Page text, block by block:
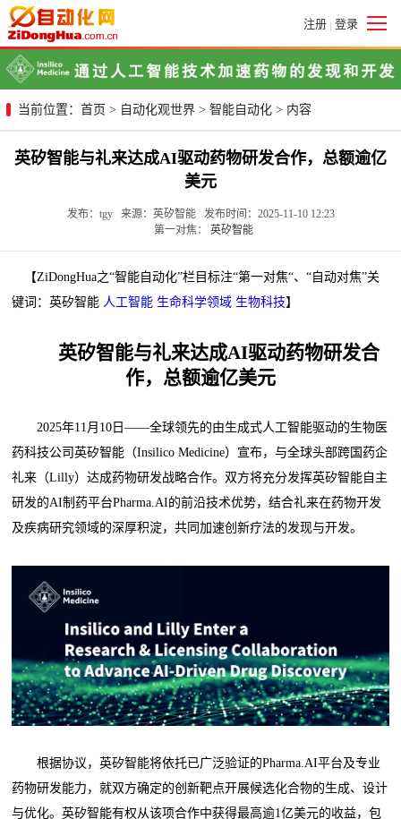
注册 | 登录
当前位置： 首页 > 自动化观世界 > 智能自动化 > 内容
英矽智能与礼来达成AI驱动药物研发合作，总额逾亿
美元
发布：tgy 来源：英矽智能 发布时间：2025-11-10 12:23
第一对焦： 英矽智能
【ZiDongHua之“智能自动化”栏目标注“第一对焦“、“自动对焦”关
键词：英矽智能 人工智能 生命科学领域 生物科技】
英矽智能与礼来达成AI驱动药物研发合
作，总额逾亿美元
2025年11月10日——全球领先的由生成式人工智能驱动的生物医
药科技公司英矽智能（Insilico Medicine）宣布，与全球头部跨国药企
礼来（Lilly）达成药物研发战略合作。双方将充分发挥英矽智能自主
研发的AI制药平台Pharma.AI的前沿技术优势，结合礼来在药物开发
及疾病研究领域的深厚积淀，共同加速创新疗法的发现与开发。
根据协议，英矽智能将依托已广泛验证的Pharma.AI平台及专业
药物研发能力，就双方确定的创新靶点开展候选化合物的生成、设计
与优化。英矽智能有权从该项合作中获得最高逾1亿美元的收益，包